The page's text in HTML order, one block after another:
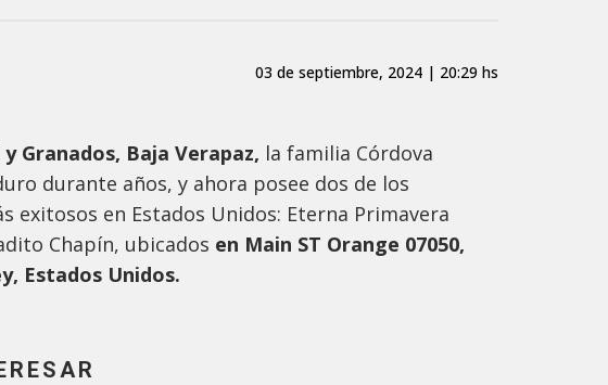
03 de septiembre, 2024 | 20:29 hs
Granados, Baja Verapaz, la familia Córdova
durante años, y ahora posee dos de los
exitosos en Estados Unidos: Eterna Primavera
Chapín, ubicados en Main ST Orange 07050,
Estados Unidos.